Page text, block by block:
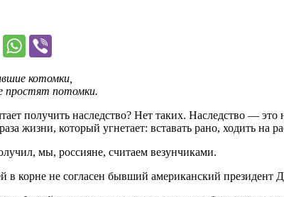
котомки,
простят потомки.
получить наследство? Нет таких. Наследство —
жизни, который угнетает: вставать рано, ходить
мы, россияне, считаем везунчиками.
в корне не согласен бывший американский